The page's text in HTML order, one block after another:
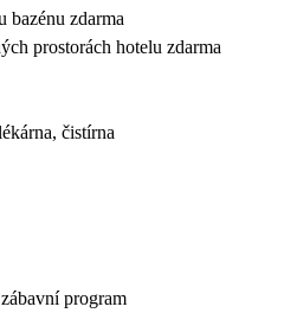
bazénu zdarma
prostorách hotelu zdarma
čistírna
program